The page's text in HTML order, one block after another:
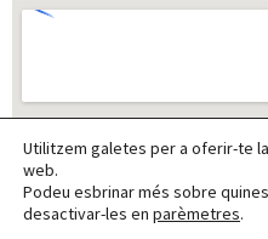
Utilitzem galetes per a oferir-te
web.
Podeu esbrinar més sobre
desactivar-les en parèmetres.